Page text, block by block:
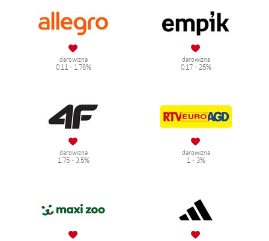
darowizna
0.11 - 1.78%
darowizna
0.17 - 25%
darowizna
1.75 - 3.5%
darowizna
1 - 3%